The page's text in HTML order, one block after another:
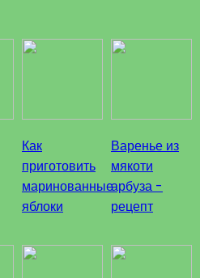
Как
приготовить
маринованные
яблоки
Варенье из
мякоти
арбуза -
рецепт